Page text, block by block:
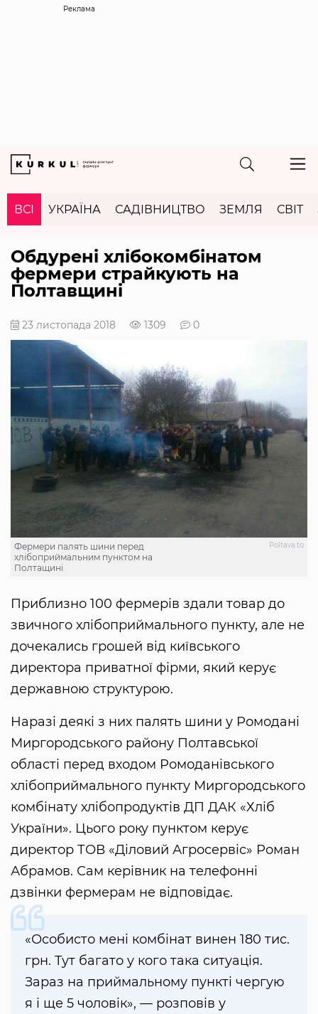
Реклама
ВСІ УКРАЇНА САДІВНИЦТВО ЗЕМЛЯ СВІТ
Обдурені хлібокомбінатом
фермери страйкують на
Полтавщині
23 листопада 2018 1309 0
Poltava.to
Фермери палять шини перед
хлібоприймальним пунктом на
Полтащині
Приблизно 100 фермерів здали товар до
звичного хлібоприймального пункту, але не
дочекались грошей від київського
директора приватної фірми, який керує
державною структурою.
Наразі деякі з них палять шини у Ромодані
Миргородського району Полтавської
області перед входом Ромоданівського
хлібоприймального пункту Миргородського
комбінату хлібопродуктів ДП ДАК «Хліб
України». Цього року пунктом керує
директор ТОВ «Діловий Агросервіс» Роман
Абрамов. Сам керівник на телефонні
дзвінки фермерам не відповідає.
«Особисто мені комбінат винен 180 тис.
грн. Тут багато у кого така ситуація.
Зараз на приймальному пункті чергую
я і ще 5 чоловік», — розповів у